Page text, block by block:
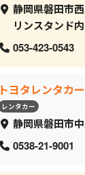
静岡県磐田市
リンスタンド内
053-423-0543
トヨタレンタカ
レンタカー
静岡県磐田市
0538-21-9001